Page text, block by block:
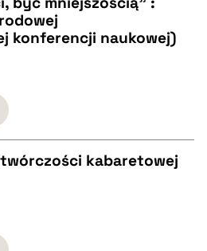
konferencji naukowej)
kabaretowej